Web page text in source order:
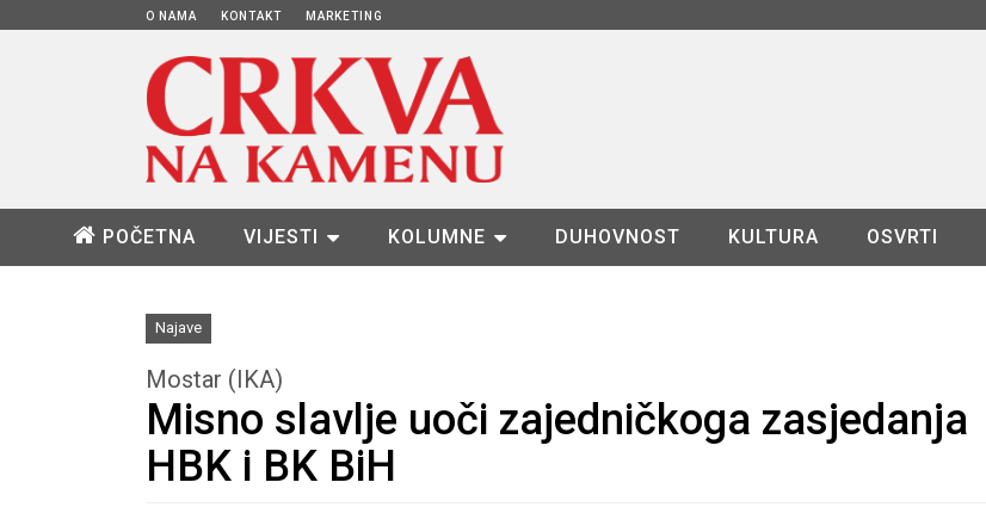
O NAMA KONTAKT MARKETING
POČETNA VIJESTI KOLUMNE DUHOVNOST KULTURA OSVRTI
Najave
Mostar (IKA)
Misno slavlje uoči zajedničkoga zasjedanja
HBK i BK BiH